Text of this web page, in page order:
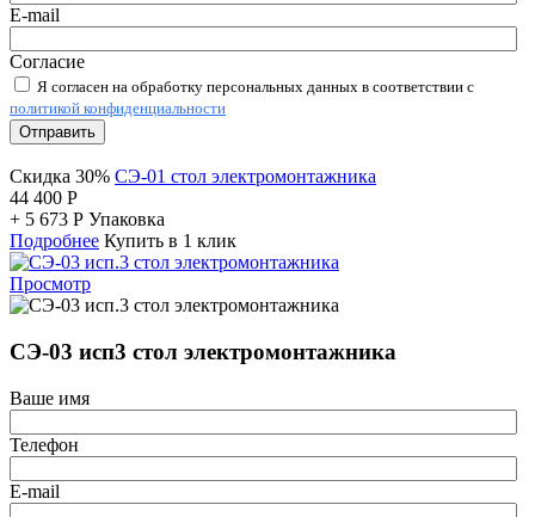
E-mail
Согласие
Я согласен на обработку персональных данных в соответствии с
политикой конфиденциальности
Отправить
Скидка 30% СЭ-01 стол электромонтажника
44 400 Р
+ 5 673 Р Упаковка
Подробнее Купить в 1 клик
Просмотр
СЭ-03 исп3 стол электромонтажника
Ваше имя
Телефон
E-mail